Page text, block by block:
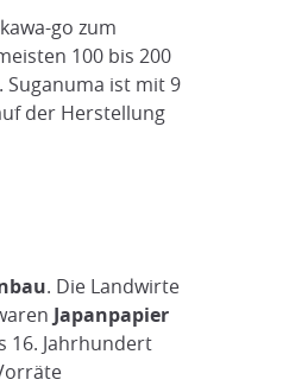
go zum
100 bis 200
Suganuma ist mit 9
der Herstellung
. Die Landwirte
Japanpapier
16. Jahrhundert